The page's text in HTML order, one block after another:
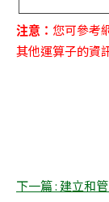
注意： 您可參考
其他運算子的資
下一篇 : 建立和